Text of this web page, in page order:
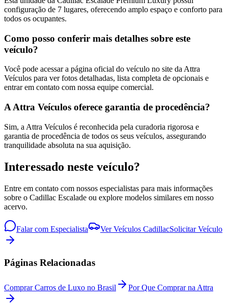
configuração de 7 lugares, oferecendo amplo espaço e conforto para
todos os ocupantes.
Como posso conferir mais detalhes sobre este
veículo?
Você pode acessar a página oficial do veículo no site da Attra
Veículos para ver fotos detalhadas, lista completa de opcionais e
entrar em contato com nossa equipe comercial.
A Attra Veículos oferece garantia de procedência?
Sim, a Attra Veículos é reconhecida pela curadoria rigorosa e
garantia de procedência de todos os seus veículos, assegurando
tranquilidade absoluta na sua aquisição.
Interessado neste veículo?
Entre em contato com nossos especialistas para mais informações
sobre o Cadillac Escalade ou explore modelos similares em nosso
acervo.
Falar com Especialista Ver Veículos CadillacSolicitar Veículo
Páginas Relacionadas
Comprar Carros de Luxo no Brasil Por Que Comprar na Attra